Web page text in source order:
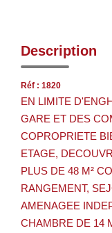
Description
Réf : 1820
EN LIMITE
GARE ET DES
COPROPRIETE
ETAGE,
PLUS DE 48 M²
RANGEMENT,
AMENAGEE
CHAMBRE DE 14